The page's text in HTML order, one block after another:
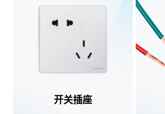
开关插座